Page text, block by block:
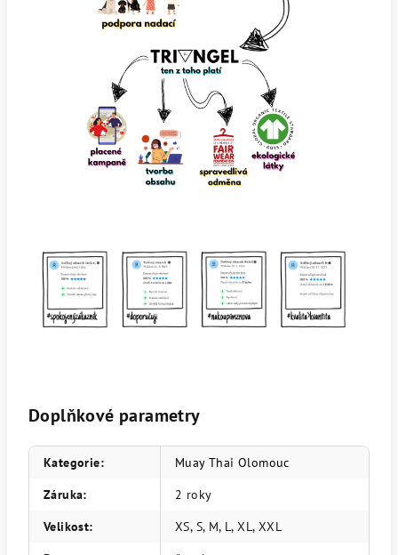
Doplňkové parametry
Kategorie:
Muay Thai Olomouc
Záruka:
2 roky
Velikost:
XS, S, M, L, XL, XXL